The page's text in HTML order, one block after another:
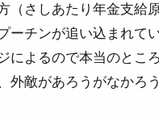
（さしあたり年金支給
ーチンが追い込まれて
によるので本当のとこ
外敵があろうがなかろ